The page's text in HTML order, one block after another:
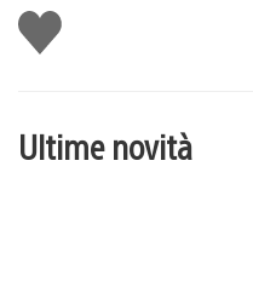
Mi
piace
Ultime novità